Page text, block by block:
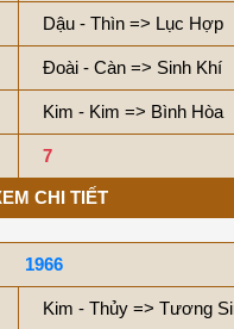
Dậu - Thìn => Lục Hợp
Đoài - Càn => Sinh Khí
Kim - Kim => Bình Hòa
7
CHI TIẾT
1966
Kim - Thủy => Tương